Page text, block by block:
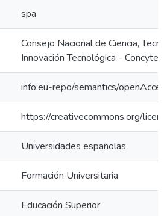
spa
Consejo Nacional de Ciencia,
Innovación Tecnológica - Concytec
info:eu-repo/semantics/
https://creativecommons.org/
Universidades españolas
Formación Universitaria
Educación Superior